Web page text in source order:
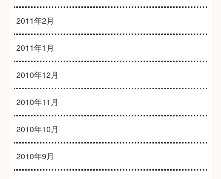
2011年2月
2011年1月
2010年12月
2010年11月
2010年10月
2010年9月